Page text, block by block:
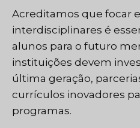
Acreditamos que focar
interdisciplinares é
alunos para o futuro
instituições devem
última geração,
currículos inovadores
programas.